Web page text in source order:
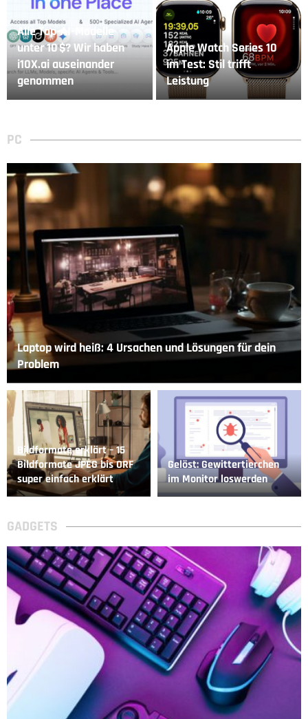
Alle Top-AI-Modelle
unter 10 $? Wir haben
i10X.ai auseinander
genommen
Apple Watch Series 10
im Test: Stil trifft
Leistung
PC
Laptop wird heiß: 4 Ursachen und Lösungen für dein
Problem
Bildformate erklärt – 15
Bildformate JPEG bis ORF
super einfach erklärt
Gelöst: Gewittertierchen
im Monitor loswerden
GADGETS